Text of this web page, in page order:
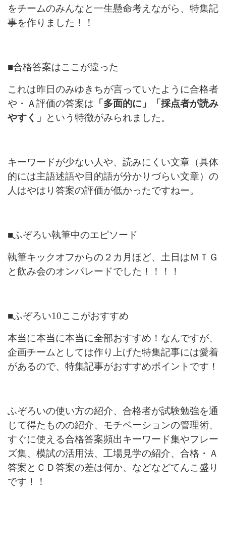
をチームのみんなと一生懸命考えながら、特集記
事を作りました！！
■合格答案はここが違った
これは昨日のみゆきちが言っていたように合格者
や・Ａ評価の答案は 「多面的に」「採点者が読み
やすく」
という特徴がみられました。
キーワードが少ない人や、読みにくい文章（具体
的には主語述語や目的語が分かりづらい文章）の
人はやはり答案の評価が低かったですねー。
■ふぞろい執筆中のエピソード
執筆キックオフからの２カ月ほど、土日はＭＴＧ
と飲み会のオンパレードでした！！！！
■ふぞろい10ここがおすすめ
本当に本当に本当に全部おすすめ！なんですが、
企画チームとしては作り上げた特集記事には愛着
があるので、特集記事がおすすめポイントです！
ふぞろいの使い方の紹介、合格者が試験勉強を通
じて得たものの紹介、モチベーションの管理術、
すぐに使える合格答案頻出キーワード集やフレー
ズ集、模試の活用法、工場見学の紹介、合格・Ａ
答案とＣＤ答案の差は何か、などなどてんこ盛り
です！！